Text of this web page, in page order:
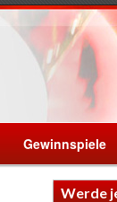
Gewinnspiele
Werde